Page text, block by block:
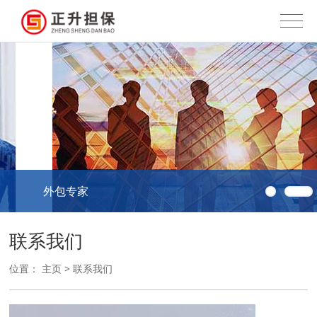
外包专家
联系我们
位置： 主页 >联系我们